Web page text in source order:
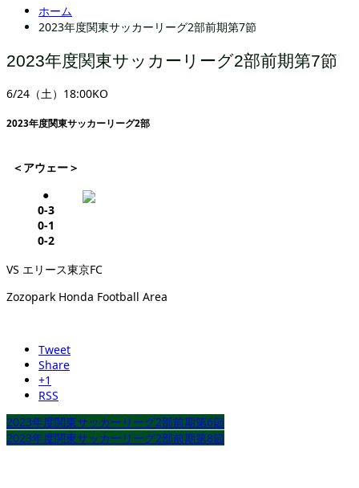
ホーム
2023年度関東サッカーリーグ2部前期第7節
2023年度関東サッカーリーグ2部前期第7節
6/24（土）18:00KO
2023年度関東サッカーリーグ2部
＜アウェー＞
●
0-3
0-1
0-2
VS エリース東京FC
Zozopark Honda Football Area
Tweet
Share
+1
RSS
2023年度関東サッカーリーグ2部前期第6節
2023年度関東サッカーリーグ2部前期第8節